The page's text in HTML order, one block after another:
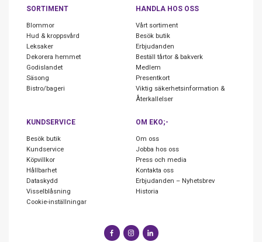
SORTIMENT
Blommor
Hud & kroppsvård
Leksaker
Dekorera hemmet
Godislandet
Säsong
Bistro/bageri
HANDLA HOS OSS
Vårt sortiment
Besök butik
Erbjudanden
Beställ tårtor & bakverk
Medlem
Presentkort
Viktig säkerhetsinformation &
Återkallelser
KUNDSERVICE
Besök butik
Kundservice
Köpvillkor
Hållbarhet
Dataskydd
Visselblåsning
Cookie-inställningar
OM EKO;-
Om oss
Jobba hos oss
Press och media
Kontakta oss
Erbjudanden – Nyhetsbrev
Historia